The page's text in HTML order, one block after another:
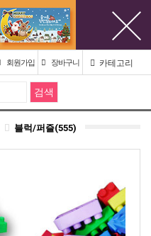
회원가입 장바구니 카테고리
블럭/퍼즐(555)